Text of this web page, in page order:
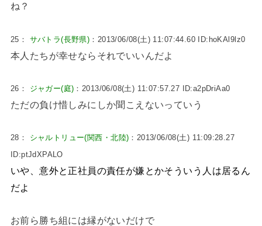
ね？
25： サバトラ(長野県) ：2013/06/08(土) 11:07:44.60 ID:hoKAl9lz0
本人たちが幸せならそれでいいんだよ
26： ジャガー(庭) ：2013/06/08(土) 11:07:57.27 ID:a2pDriAa0
ただの負け惜しみにしか聞こえないっていう
28： シャルトリュー(関西・北陸) ：2013/06/08(土) 11:09:28.27
ID:ptJdXPALO
いや、意外と正社員の責任が嫌とかそういう人は居るん
だよ
お前ら勝ち組には縁がないだけで